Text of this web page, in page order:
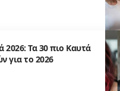
2026: Τα 30 πιο Καυτά
για το 2026